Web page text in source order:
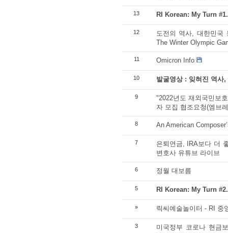
13 RI Korean: My Turn
12
도전의 역사, 대한민국
The Winter Olympic
11 Omicron Info
10 발굴영상 : 잊혀진 역사
9
"2022년도 재외국민보
자 모집 협조요청(엠브
8 An American
7
은퇴연금, IRA보다 더
변호사 유튜브 라이브
6 정월 대보름
5 RI Korean: My Turn
» 릭씨예술놀이터 - RI 중
3
미국정부 코로나 현금